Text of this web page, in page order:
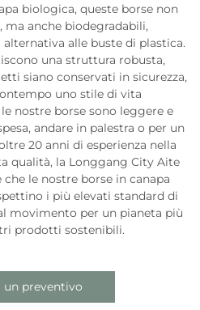
biologica, queste borse non
ma anche biodegradabili,
alle buste di plastica.
una struttura robusta,
siano conservati in sicurezza,
uno stile di vita
nostre borse sono leggere e
andare in palestra o per un
20 anni di esperienza nella
qualità, la Longgang City Aite
che le nostre borse in canapa
i più elevati standard di
movimento per un pianeta più
prodotti sostenibili.
un preventivo